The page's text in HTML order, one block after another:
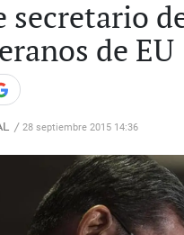
secretario
de EU
/ 28 septiembre 2015 14:36